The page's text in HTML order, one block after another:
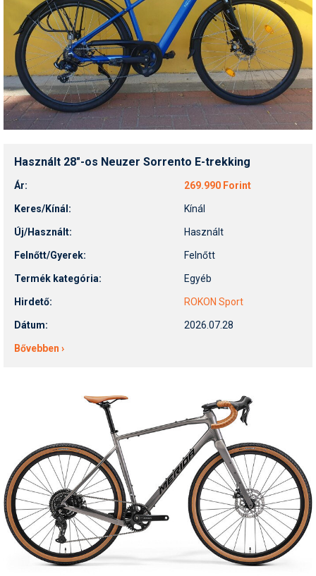
Használt 28"-os Neuzer Sorrento E-trekking
Ár: 269.990 Forint
Keres/Kínál: Kínál
Új/Használt: Használt
Felnőtt/Gyerek: Felnőtt
Termék kategória: Egyéb
Hirdető: ROKON Sport
Dátum: 2026.07.28
Bővebben ›